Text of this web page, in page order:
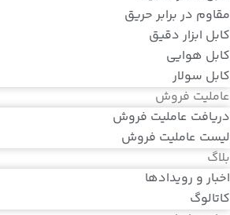
مقاوم در برابر حریق
کابل ابزار دقیق
کابل هوایی
کابل سولار
عاملیت فروش
دریافت عاملیت فروش
لیست عاملیت فروش
بلاگ
اخبار و رویدادها
کاتالوگ